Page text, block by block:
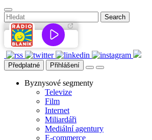
Předplatné Přihlášení
Byznysové segmenty
Televize
Film
Internet
Miliardáři
Mediální agentury
E-commerce